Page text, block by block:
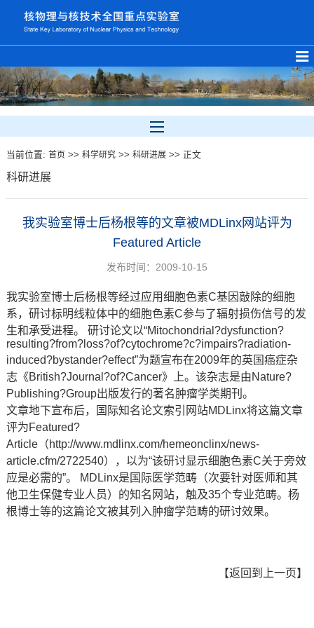
当前位置: 首页>> 科学研究>> 科研进展>> 正文
科研进展
我实验室博士后杨根等的文章被MDLinx网站评为
Featured Article
发布时间：2009-10-15
我实验室博士后杨根等经过应用细胞色素C基因敲除的细胞
系，研讨标明线粒体中的细胞色素C参与了辐射损伤信号的发
生和承受进程。 研讨论文以“Mitochondrial?dysfunction?
resulting?from?loss?of?cytochrome?c?impairs?radiation-
induced?bystander?effect”为题宣布在2009年的英国癌症杂
志《British?Journal?of?Cancer》上。该杂志是由Nature?
Publishing?Group出版发行的著名肿瘤学类期刊。
文章地下宣布后，国际知名论文索引网站MDLinx将这篇文章
评为Featured?
Article（ http://www.mdlinx.com/hemeonclinx/news-
article.cfm/2722540），以为“该研讨显示细胞色素C关于旁效
应是必需的”。 MDLinx是国际医学范畴（次要针对医师和其
他卫生保健专业人员）的知名网站，触及35个专业范畴。杨
根博士等的这篇论文被其列入肿瘤学范畴的研讨效果。
【返回到上一页 】